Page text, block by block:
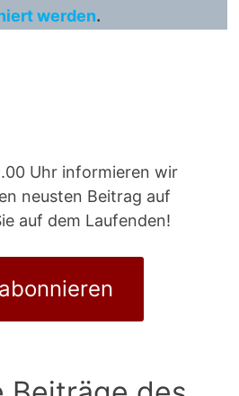
werden.
Uhr informieren wir
neusten Beitrag auf
auf dem Laufenden!